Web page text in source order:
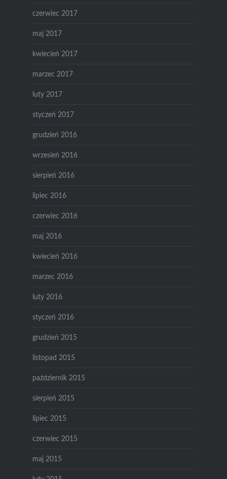
czerwiec 2017
maj 2017
kwiecień 2017
marzec 2017
luty 2017
styczeń 2017
grudzień 2016
wrzesień 2016
sierpień 2016
lipiec 2016
czerwiec 2016
maj 2016
kwiecień 2016
marzec 2016
luty 2016
styczeń 2016
grudzień 2015
listopad 2015
październik 2015
sierpień 2015
lipiec 2015
czerwiec 2015
maj 2015